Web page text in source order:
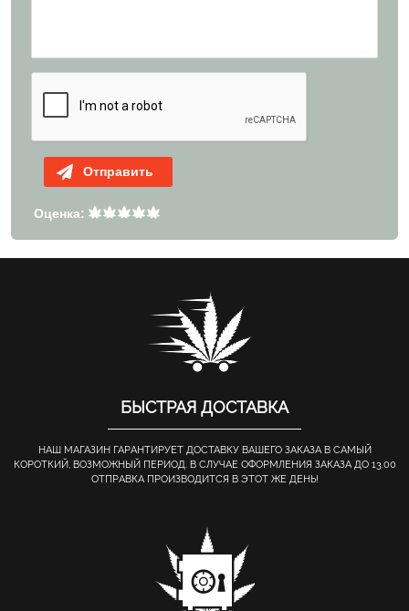
Отправить
Оценка:
БЫСТРАЯ ДОСТАВКА
НАШ МАГАЗИН ГАРАНТИРУЕТ ДОСТАВКУ ВАШЕГО ЗАКАЗА В САМЫЙ
КОРОТКИЙ, ВОЗМОЖНЫЙ ПЕРИОД. В СЛУЧАЕ ОФОРМЛЕНИЯ ЗАКАЗА ДО 13.00
ОТПРАВКА ПРОИЗВОДИТСЯ В ЭТОТ ЖЕ ДЕНЬ!